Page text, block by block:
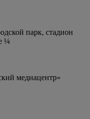
парк, стадион
¼
медиацентр»